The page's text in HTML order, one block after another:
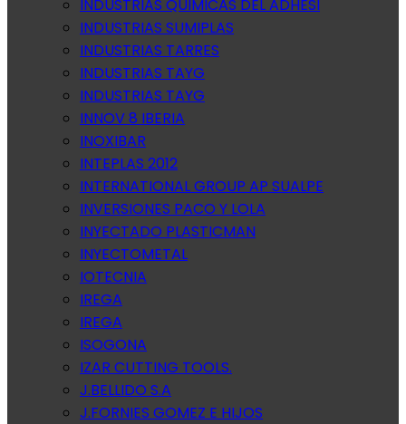
INDUSTRIAS QUIMICAS DEL ADHESI
INDUSTRIAS SUMIPLAS
INDUSTRIAS TARRES
INDUSTRIAS TAYG
INDUSTRIAS TAYG
INNOV 8 IBERIA
INOXIBAR
INTEPLAS 2012
INTERNATIONAL GROUP AP SUALPE
INVERSIONES PACO Y LOLA
INYECTADO PLASTICMAN
INYECTOMETAL
IOTECNIA
IREGA
IREGA
ISOGONA
IZAR CUTTING TOOLS.
J.BELLIDO S.A
J.FORNIES GOMEZ E HIJOS